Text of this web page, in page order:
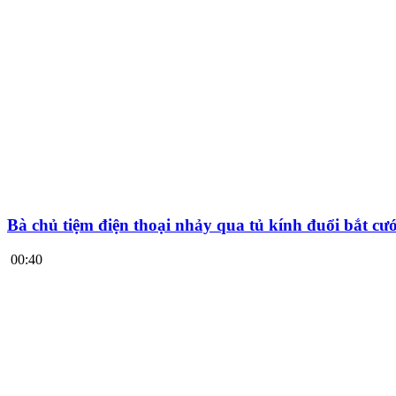
Bà chủ tiệm điện thoại nhảy qua tủ kính đuổi bắt
00:40